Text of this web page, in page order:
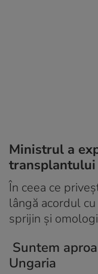
Ministrul a
În ceea ce
lângă acordul
sprijin și
Suntem
Ungaria